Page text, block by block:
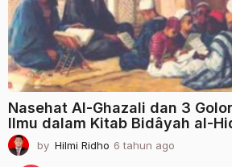
Nasehat Al-Ghazali dan 3
Ilmu dalam Kitab Bidâyah al-
by Hilmi Ridho 6 tahun ago